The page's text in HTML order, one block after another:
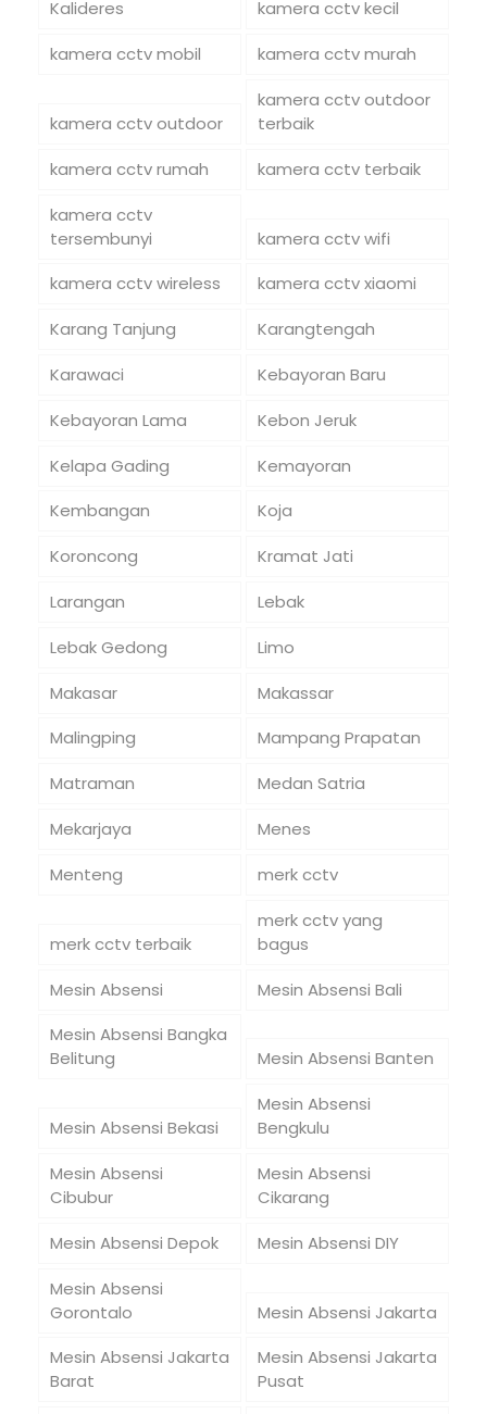
Kalideres
kamera cctv kecil
kamera cctv mobil
kamera cctv murah
kamera cctv outdoor
kamera cctv outdoor
terbaik
kamera cctv rumah
kamera cctv terbaik
kamera cctv
tersembunyi
kamera cctv wifi
kamera cctv wireless
kamera cctv xiaomi
Karang Tanjung
Karangtengah
Karawaci
Kebayoran Baru
Kebayoran Lama
Kebon Jeruk
Kelapa Gading
Kemayoran
Kembangan
Koja
Koroncong
Kramat Jati
Larangan
Lebak
Lebak Gedong
Limo
Makasar
Makassar
Malingping
Mampang Prapatan
Matraman
Medan Satria
Mekarjaya
Menes
Menteng
merk cctv
merk cctv terbaik
merk cctv yang
bagus
Mesin Absensi
Mesin Absensi Bali
Mesin Absensi Bangka
Belitung
Mesin Absensi Banten
Mesin Absensi Bekasi
Mesin Absensi
Bengkulu
Mesin Absensi
Cibubur
Mesin Absensi
Cikarang
Mesin Absensi Depok
Mesin Absensi DIY
Mesin Absensi
Gorontalo
Mesin Absensi Jakarta
Mesin Absensi Jakarta
Barat
Mesin Absensi Jakarta
Pusat